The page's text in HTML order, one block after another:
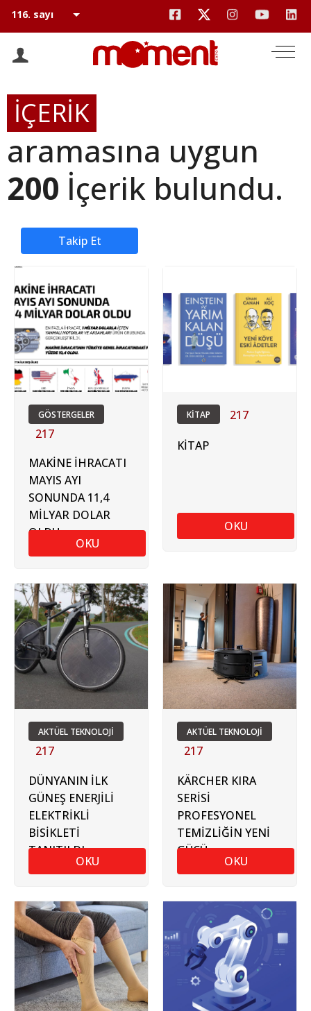
İÇERİK
aramasına uygun
200 İçerik bulundu.
Takip Et
GÖSTERGELER
217
MAKİNE İHRACATI
MAYIS AYI
SONUNDA 11,4
MİLYAR DOLAR
OLDU
OKU
KİTAP 217
KİTAP
OKU
AKTÜEL TEKNOLOJİ
217
DÜNYANIN İLK
GÜNEŞ ENERJİLİ
ELEKTRİKLİ
BİSİKLETİ
TANITILDI
OKU
AKTÜEL TEKNOLOJİ
217
KÄRCHER KIRA
SERİSİ
PROFESYONEL
TEMİZLİĞİN YENİ
GÜCÜ
OKU